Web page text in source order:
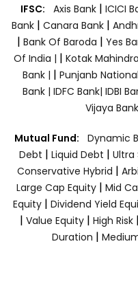
IFSC: Axis Bank | ICICI
Bank| Canara Bank |
| Bank Of Baroda | Yes
Of India | | Kotak
Bank | | Punjanb
Bank | IDFC Bank| IDBI
Vijaya
Mutual Fund: Dynamic
Debt | Liquid Debt | Ultra
Conservative Hybrid |
Large Cap Equity | Mid
Equity| Dividend Yield
| Value Equity | High Risk |
Duration |